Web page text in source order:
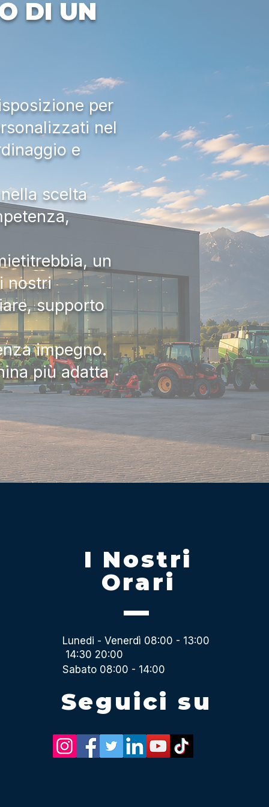
DI UN
per
nel
e
scelta
un
nostri
supporto
impegno.
più adatta
I Nostri
Orari
Lunedi - Venerdì 08:00 - 13:00
14:30 20:00
Sabato 08:00 - 14:00
Seguici su